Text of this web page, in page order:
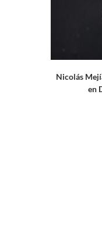
Nicolás Mejía
en